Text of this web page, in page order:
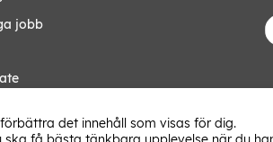
jobb
Ändra Landdet innehåll som visas för dig.